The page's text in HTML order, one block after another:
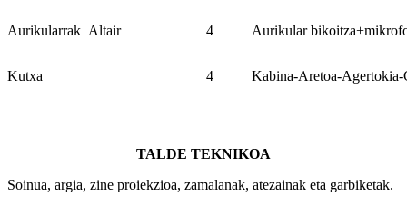
Aurikularrak Altair 4 Aurikular
Kutxa 4 Kabina-Aretoa-Agertokia-
TALDE TEKNIKOA
Soinua, argia, zine proiekzioa, zamalanak, atezainak eta garbiketak.